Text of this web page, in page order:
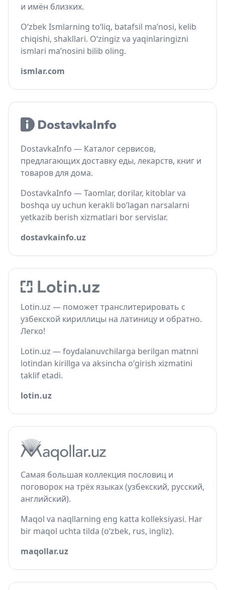
и имён близких.
O‘zbek Ismlarning to‘liq, batafsil ma’nosi, kelib
chiqishi, shakllari. O‘zingiz va yaqinlaringizni
ismlari ma’nosini bilib oling.
ismlar.com
DostavkaInfo — Каталог сервисов,
предлагающих доставку еды, лекарств, книг и
товаров для дома.
DostavkaInfo — Taomlar, dorilar, kitoblar va
boshqa uy uchun kerakli bo‘lagan narsalarni
yetkazib berish xizmatlari bor servislar.
dostavkainfo.uz
Lotin.uz — поможет транслитерировать с
узбекской кириллицы на латиницу и обратно.
Легко!
Lotin.uz — foydalanuvchilarga berilgan matnni
lotindan kirillga va aksincha o‘girish xizmatini
taklif etadi.
lotin.uz
Самая большая коллекция пословиц и
поговорок на трёх языках (узбекский, русский,
английский).
Maqol va naqllarning eng katta kolleksiyasi. Har
bir maqol uchta tilda (o‘zbek, rus, ingliz).
maqollar.uz